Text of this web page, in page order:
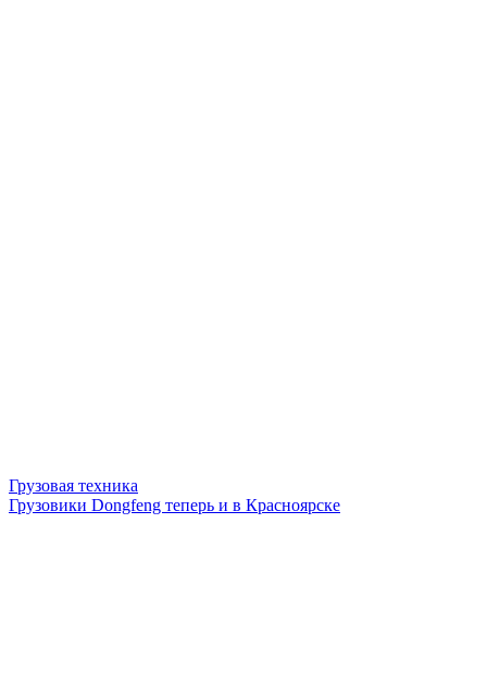
Грузовая техника
Грузовики Dongfeng теперь и в Красноярске